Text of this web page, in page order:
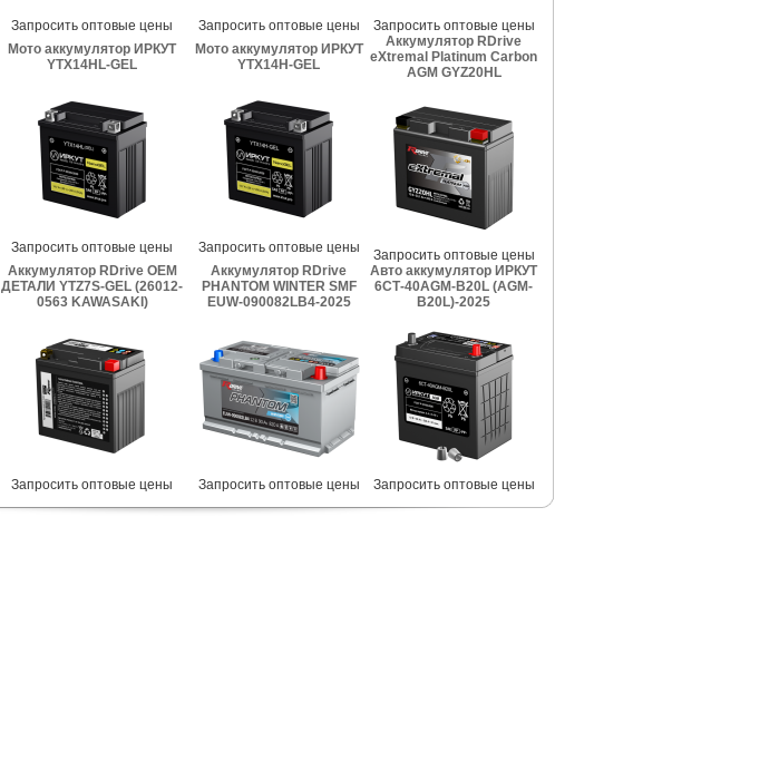
Запросить оптовые цены Запросить оптовые цены
Запросить оптовые цены
Мото аккумулятор ИРКУТ
YTX14HL-GEL
Запросить оптовые цены
Мото аккумулятор ИРКУТ
YTX14H-GEL
Запросить оптовые цены
Аккумулятор RDrive
eXtremal Platinum Carbon
AGM GYZ20HL
Запросить оптовые цены
Аккумулятор RDrive OEM
ДЕТАЛИ YTZ7S-GEL (26012-
0563 KAWASAKI)
Запросить оптовые цены
Аккумулятор RDrive
PHANTOM WINTER SMF
EUW-090082LB4-2025
Запросить оптовые цены
Авто аккумулятор ИРКУТ
6СТ-40AGM-B20L (AGM-
B20L)-2025
Запросить оптовые цены